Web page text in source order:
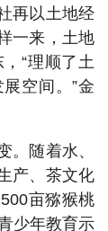
再以土地经
一来，土地
“理顺了土
空间。”金
。随着水、
产、茶文化
亩猕猴桃
少年教育示